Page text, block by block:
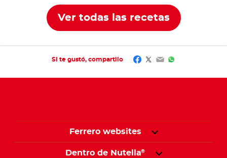
Ver todas las recetas
Si te gustó, compartilo Facebook
Twitter
EmailWhatsApp
Ferrero websites
Dentro de Nutella®